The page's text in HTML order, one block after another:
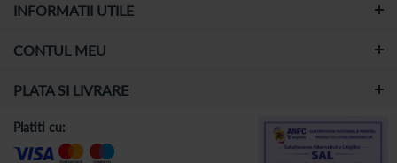
INFORMATII UTILE
CONTUL MEU
PLATA SI LIVRARE
Platiti cu: